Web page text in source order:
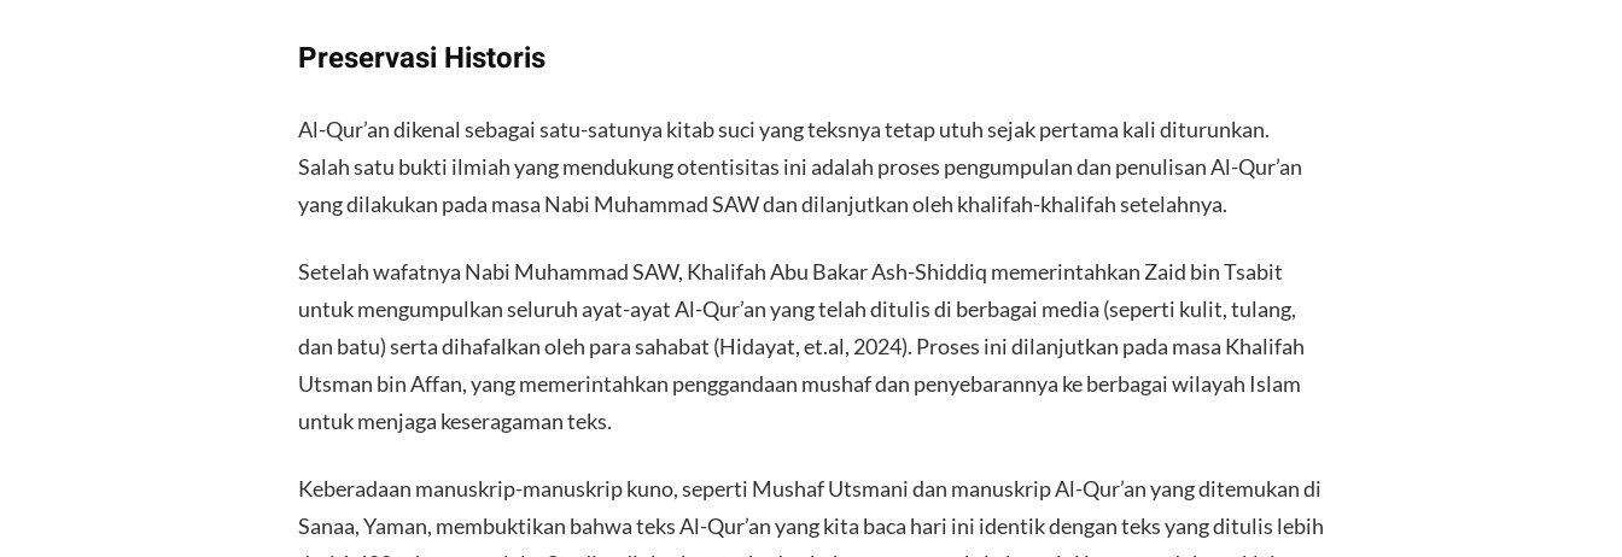
Preservasi Historis
Al-Qur’an dikenal sebagai satu-satunya kitab suci yang teksnya tetap utuh sejak pertama kali diturunkan.
Salah satu bukti ilmiah yang mendukung otentisitas ini adalah proses pengumpulan dan penulisan Al-Qur’an
yang dilakukan pada masa Nabi Muhammad SAW dan dilanjutkan oleh khalifah-khalifah setelahnya.
Setelah wafatnya Nabi Muhammad SAW, Khalifah Abu Bakar Ash-Shiddiq memerintahkan Zaid bin Tsabit
untuk mengumpulkan seluruh ayat-ayat Al-Qur’an yang telah ditulis di berbagai media (seperti kulit, tulang,
dan batu) serta dihafalkan oleh para sahabat (Hidayat, et.al, 2024). Proses ini dilanjutkan pada masa Khalifah
Utsman bin Affan, yang memerintahkan penggandaan mushaf dan penyebarannya ke berbagai wilayah Islam
untuk menjaga keseragaman teks.
Keberadaan manuskrip-manuskrip kuno, seperti Mushaf Utsmani dan manuskrip Al-Qur’an yang ditemukan di
Sanaa, Yaman, membuktikan bahwa teks Al-Qur’an yang kita baca hari ini identik dengan teks yang ditulis lebih